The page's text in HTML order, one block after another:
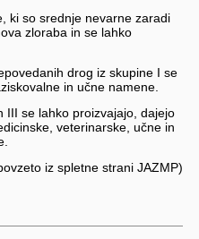
ki so srednje nevarne zaradi
zloraba in se lahko
drog iz skupine I se
in učne namene.
III se lahko proizvajajo, dajejo
veterinarske, učne in
iz spletne strani JAZMP)